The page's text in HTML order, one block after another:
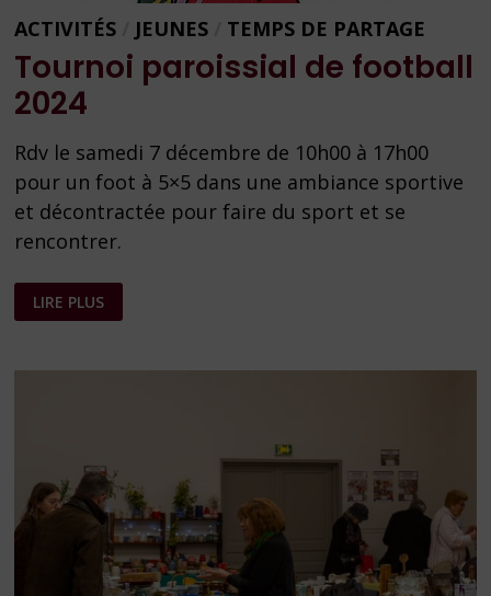
ACTIVITÉS JEUNES TEMPS DE PARTAGE
Tournoi paroissial de football
2024
Rdv le samedi 7 décembre de 10h00 à 17h00
pour un foot à 5×5 dans une ambiance sportive
et décontractée pour faire du sport et se
rencontrer.
TOURNOI
PAROISSIAL
DE
LIRE PLUS